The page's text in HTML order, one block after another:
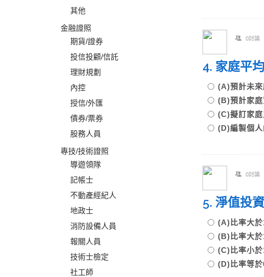
其他
金融證照
期貨/證券
投信投顧/信託
理財規劃
內控
授信/外匯
債券/票券
股務人員
專技/技術證照
導遊領隊
記帳士
不動產經紀人
地政士
消防設備人員
報關人員
技術士檢定
社工師
0討論
4. 家庭平
(A)預計未
(B)預計家
(C)擬訂家
(D)編製個
0討論
5. 淨值投
(A)比率大
(B)比率大
(C)比率小
(D)比率等